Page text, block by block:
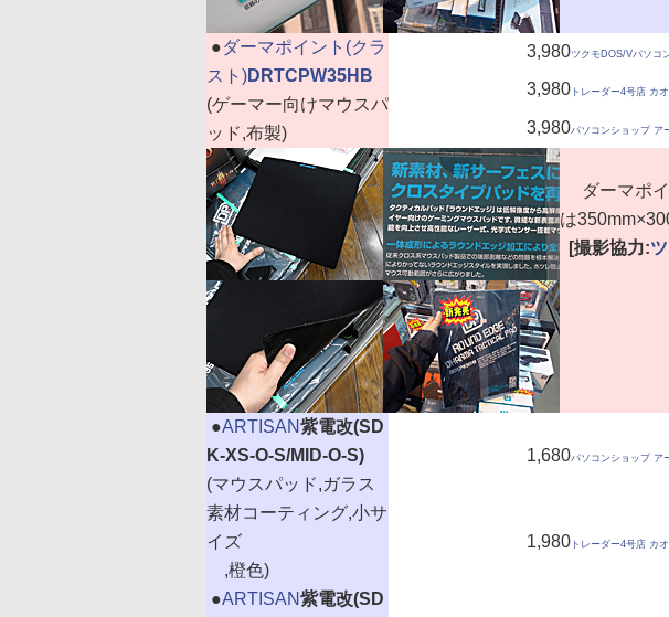
●ダーマポイント(クラ
スト)DRTCPW35HB
(ゲーマー向けマウスパ
ッド,布製)
3,980ツクモDOS/Vパソコ
3,980 トレーダー4号店 カ
3,980パソコンショップ ア
ダーマポイ
は
[撮影協力:
●ARTISAN紫電改(SD
K-XS-O-S/MID-O-S)
(マウスパッド,ガラス
素材コーティング,小サ
イズ
,橙色)
1,680パソコンショップ ア
1,980 トレーダー4号店 カ
●ARTISAN紫電改(SD